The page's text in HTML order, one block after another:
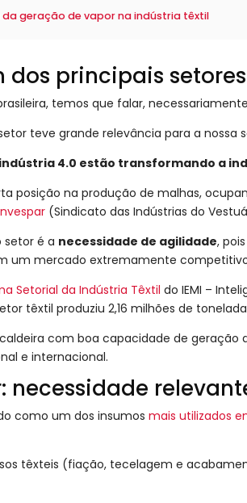
geração de vapor na indústria têxtil
dos principais
temos que falar,
teve grande relevância para a nossa
4.0 estão transformando a
posição na produção de malhas,
(Sindicato das Indústrias do
é a necessidade de agilidade,
um mercado extremamente
Setorial da Indústria Têxtil do IEMI –
têxtil produziu 2,16 milhões de
com boa capacidade de
e internacional.
necessidade
como um dos insumosmais utilizados
têxteis (fiação, tecelagem e